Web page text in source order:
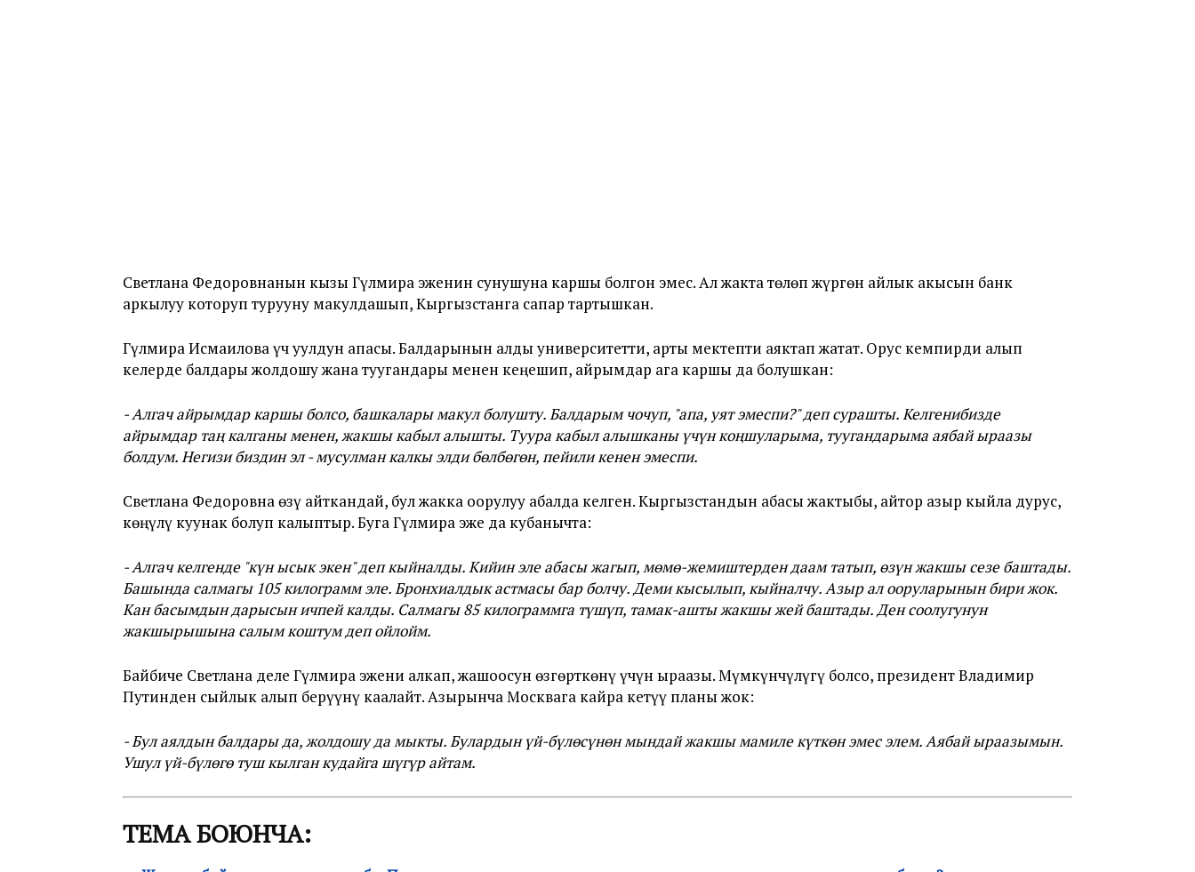
Светлана Федоровнанын кызы Гүлмира эженин сунушуна каршы болгон эмес. Ал жакта төлөп жүргөн айлык акысын банк
аркылуу которуп турууну макулдашып, Кыргызстанга сапар тартышкан.
Гүлмира Исмаилова үч уулдун апасы. Балдарынын алды университетти, арты мектепти аяктап жатат. Орус кемпирди алып
келерде балдары жолдошу жана туугандары менен кеңешип, айрымдар ага каршы да болушкан:
- Алгач айрымдар каршы болсо, башкалары макул болушту. Балдарым чочуп, "апа, уят эмеспи?" деп сурашты. Келгенибизде
айрымдар таң калганы менен, жакшы кабыл алышты. Туура кабыл алышканы үчүн коңшуларыма, туугандарыма аябай ыраазы
болдум. Негизи биздин эл - мусулман калкы элди бөлбөгөн, пейили кенен эмеспи.
Светлана Федоровна өзү айткандай, бул жакка оорулуу абалда келген. Кыргызстандын абасы жактыбы, айтор азыр кыйла дурус,
көңүлү куунак болуп калыптыр. Буга Гүлмира эже да кубанычта:
- Алгач келгенде "күн ысык экен" деп кыйналды. Кийин эле абасы жагып, мөмө-жемиштерден даам татып, өзүн жакшы сезе баштады.
Башында салмагы 105 килограмм эле. Бронхиалдык астмасы бар болчу. Деми кысылып, кыйналчу. Азыр ал ооруларынын бири жок.
Кан басымдын дарысын ичпей калды. Салмагы 85 килограммга түшүп, тамак-ашты жакшы жей баштады. Ден соолугунун
жакшырышына салым коштум деп ойлойм.
Байбиче Светлана деле Гүлмира эжени алкап, жашоосун өзгөрткөнү үчүн ыраазы. Мүмкүнчүлүгү болсо, президент Владимир
Путинден сыйлык алып берүүнү каалайт. Азырынча Москвага кайра кетүү планы жок:
- Бул аялдын балдары да, жолдошу да мыкты. Булардын үй-бүлөсүнөн мындай жакшы мамиле күткөн эмес элем. Аябай ыраазымын.
Ушул үй-бүлөгө туш кылган кудайга шүгүр айтам.
ТЕМА БОЮНЧА: